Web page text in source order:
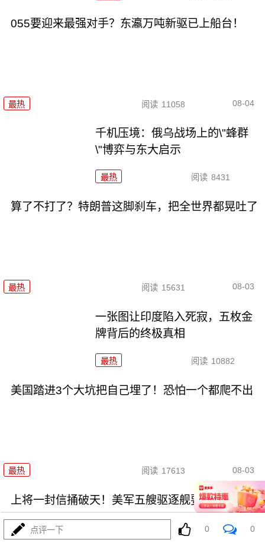
055要迎来最强对手？东瀛万吨新驱已上船台！
最热 阅读 11058 08-04
千机压境：俄乌战场上的\"蜂群
\"博弈与东大启示
最热 阅读 8431
算了不打了？特朗普这脚刹车，把全世界都晃吐了
最热 阅读 15631 08-03
一张图让印度陷入死寂，五枚金
牌背后的终极真相
最热 阅读 10882
美国踏进3个大坑把自己埋了！恐怕一个都爬不出
最热 阅读 17613 08-03
上将一封信捅破天！美军五艘驱逐舰要盖三口锅！
点评一下 0 0